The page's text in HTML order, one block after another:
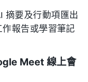
摘要及行動項匯出
報告或學習筆記
Meet 線上會